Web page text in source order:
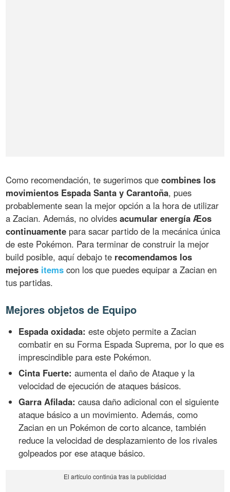
Como recomendación, te sugerimos quecombines los
movimientos Espada Santa y Carantoña, pues
probablemente sean la mejor opción a la hora de utilizar
a Zacian. Además, no olvidesacumular energía Æos
continuamente para sacar partido de la mecánica única
de este Pokémon. Para terminar de construir la mejor
build posible, aquí debajo te recomendamos los
mejores items con los que puedes equipar a Zacian en
tus partidas.
Mejores objetos de Equipo
Espada oxidada: este objeto permite a Zacian
combatir en su Forma Espada Suprema, por lo que es
imprescindible para este Pokémon.
Cinta Fuerte: aumenta el daño de Ataque y la
velocidad de ejecución de ataques básicos.
Garra Afilada: causa daño adicional con el siguiente
ataque básico a un movimiento. Además, como
Zacian en un Pokémon de corto alcance, también
reduce la velocidad de desplazamiento de los rivales
golpeados por ese ataque básico.